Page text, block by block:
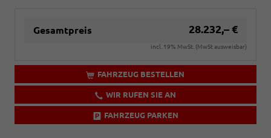
Gesamtpreis 28.232,– €
incl. 19% MwSt. (MwSt ausweisbar)
FAHRZEUG BESTELLEN
WIR RUFEN SIE AN
FAHRZEUG PARKEN